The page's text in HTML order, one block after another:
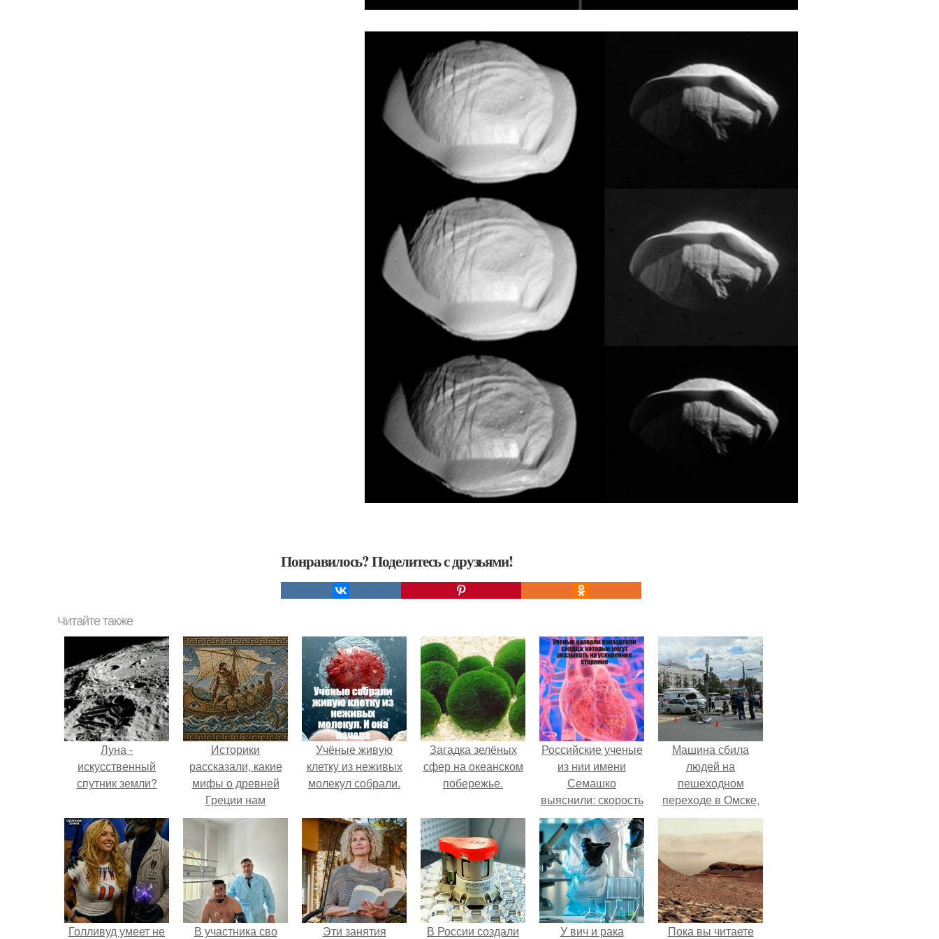
Понравилось? Поделитесь с друзьями!
Читайте также
Луна -
искусственный
спутник земли?
Историки
рассказали, какие
мифы о древней
Греции нам
навязало кино.
Учёные живую
клетку из неживых
молекул собрали.
Загадка зелёных
сфер на океанском
побережье.
Российские ученые
из нии имени
Семашко
выяснили: скорость
старения напрямую
зависит от
состояния сосудов
и работы сердца.
Машина сбила
людей на
пешеходном
переходе в Омске,
пострадали 8
человек.
Голливуд умеет не В участника сво Эти занятия В России создали У вич и рака Пока вы читаете